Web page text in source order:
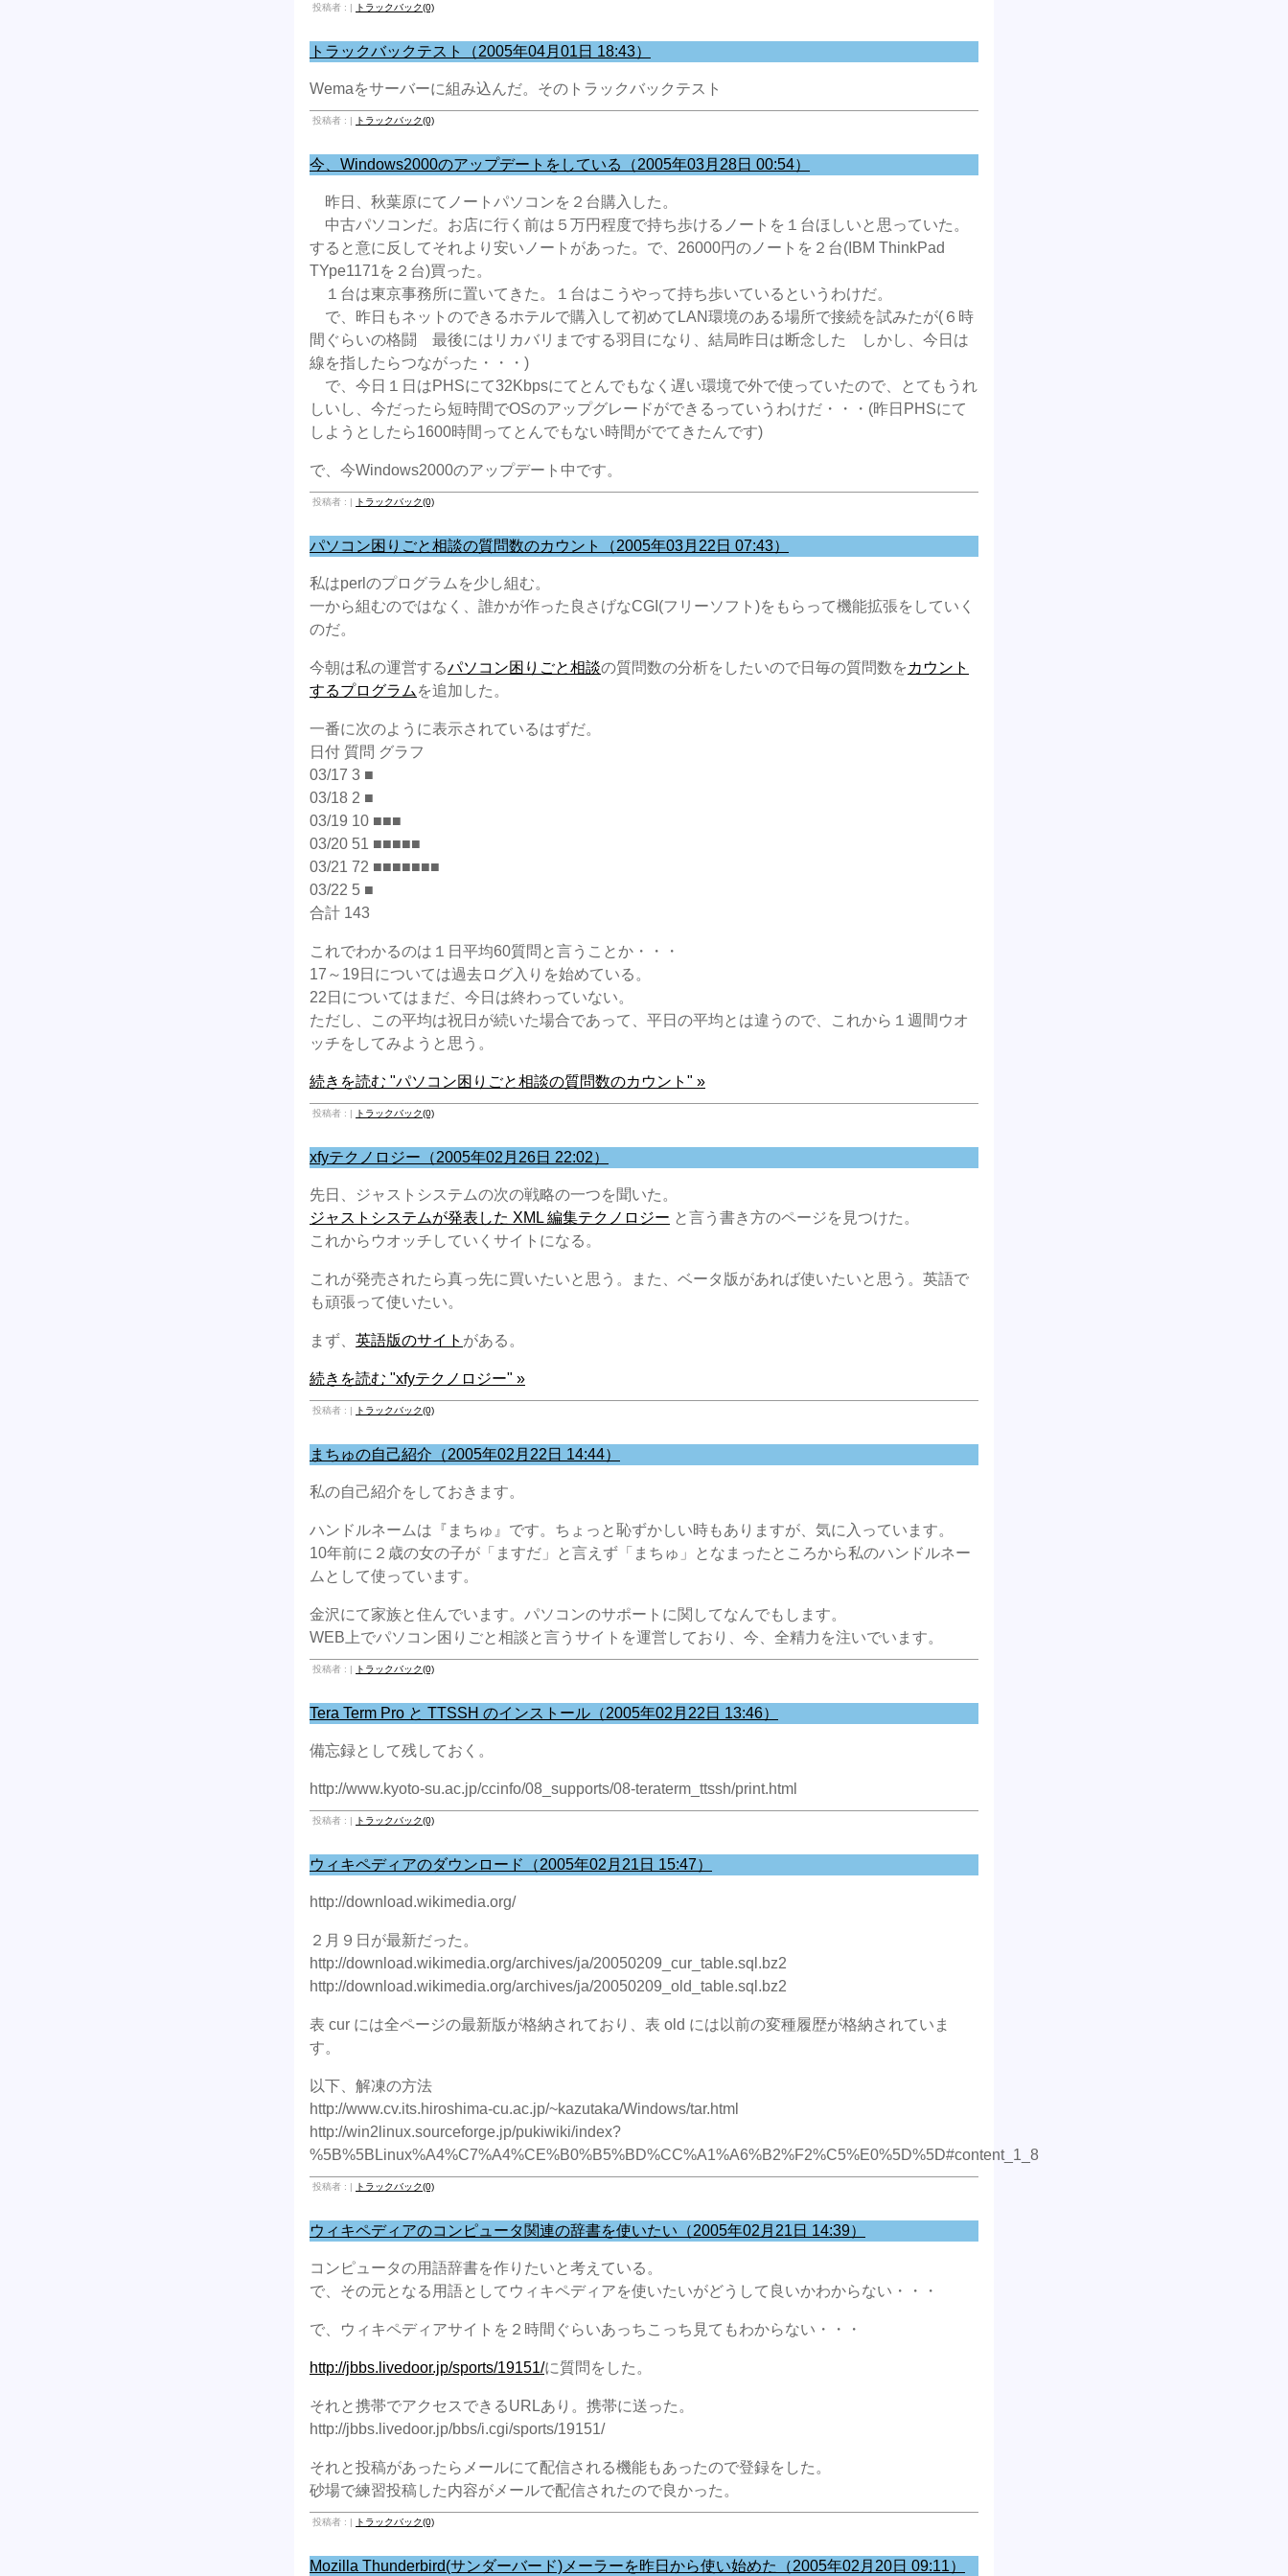
投稿者 : | トラックバック(0)
トラックバックテスト（2005年04月01日 18:43）
Wemaをサーバーに組み込んだ。そのトラックバックテスト
投稿者 : | トラックバック(0)
今、Windows2000のアップデートをしている（2005年03月28日 00:54）
昨日、秋葉原にてノートパソコンを２台購入した。
中古パソコンだ。お店に行く前は５万円程度で持ち歩けるノートを１台ほしいと思っていた。
すると意に反してそれより安いノートがあった。で、26000円のノートを２台(IBM ThinkPad
TYpe1171を２台)買った。
１台は東京事務所に置いてきた。１台はこうやって持ち歩いているというわけだ。
で、昨日もネットのできるホテルで購入して初めてLAN環境のある場所で接続を試みたが(６時
間ぐらいの格闘 最後にはリカバリまでする羽目になり、結局昨日は断念した しかし、今日は
線を指したらつながった・・・)
で、今日１日はPHSにて32Kbpsにてとんでもなく遅い環境で外で使っていたので、とてもうれ
しいし、今だったら短時間でOSのアップグレードができるっていうわけだ・・・(昨日PHSにて
しようとしたら1600時間ってとんでもない時間がでてきたんです)
で、今Windows2000のアップデート中です。
投稿者 : | トラックバック(0)
パソコン困りごと相談の質問数のカウント（2005年03月22日 07:43）
私はperlのプログラムを少し組む。
一から組むのではなく、誰かが作った良さげなCGI(フリーソフト)をもらって機能拡張をしていく
のだ。
今朝は私の運営するパソコン困りごと相談の質問数の分析をしたいので日毎の質問数を カウント
するプログラム を追加した。
一番に次のように表示されているはずだ。
日付 質問 グラフ
03/17 3 ■
03/18 2 ■
03/19 10 ■■■
03/20 51 ■■■■■
03/21 72 ■■■■■■■
03/22 5 ■
合計 143
これでわかるのは１日平均60質問と言うことか・・・
17～19日については過去ログ入りを始めている。
22日についてはまだ、今日は終わっていない。
ただし、この平均は祝日が続いた場合であって、平日の平均とは違うので、これから１週間ウオ
ッチをしてみようと思う。
続きを読む "パソコン困りごと相談の質問数のカウント" »
投稿者 : | トラックバック(0)
xfyテクノロジー（2005年02月26日 22:02）
先日、ジャストシステムの次の戦略の一つを聞いた。
ジャストシステムが発表した XML 編集テクノロジー と言う書き方のページを見つけた。
これからウオッチしていくサイトになる。
これが発売されたら真っ先に買いたいと思う。また、ベータ版があれば使いたいと思う。英語で
も頑張って使いたい。
まず、 英語版のサイト がある。
続きを読む "xfyテクノロジー" »
投稿者 : | トラックバック(0)
まちゅの自己紹介（2005年02月22日 14:44）
私の自己紹介をしておきます。
ハンドルネームは『まちゅ』です。ちょっと恥ずかしい時もありますが、気に入っています。
10年前に２歳の女の子が「ますだ」と言えず「まちゅ」となまったところから私のハンドルネー
ムとして使っています。
金沢にて家族と住んでいます。パソコンのサポートに関してなんでもします。
WEB上でパソコン困りごと相談と言うサイトを運営しており、今、全精力を注いでいます。
投稿者 : | トラックバック(0)
Tera Term Pro と TTSSH のインストール（2005年02月22日 13:46）
備忘録として残しておく。
http://www.kyoto-su.ac.jp/ccinfo/08_supports/08-teraterm_ttssh/print.html
投稿者 : | トラックバック(0)
ウィキペディアのダウンロード（2005年02月21日 15:47）
http://download.wikimedia.org/
２月９日が最新だった。
http://download.wikimedia.org/archives/ja/20050209_cur_table.sql.bz2
http://download.wikimedia.org/archives/ja/20050209_old_table.sql.bz2
表 cur には全ページの最新版が格納されており、表 old には以前の変種履歴が格納されていま
す。
以下、解凍の方法
http://www.cv.its.hiroshima-cu.ac.jp/~kazutaka/Windows/tar.html
http://win2linux.sourceforge.jp/pukiwiki/index?
%5B%5BLinux%A4%C7%A4%CE%B0%B5%BD%CC%A1%A6%B2%F2%C5%E0%5D%5D#content_1_8
投稿者 : | トラックバック(0)
ウィキペディアのコンピュータ関連の辞書を使いたい（2005年02月21日 14:39）
コンピュータの用語辞書を作りたいと考えている。
で、その元となる用語としてウィキペディアを使いたいがどうして良いかわからない・・・
で、ウィキペディアサイトを２時間ぐらいあっちこっち見てもわからない・・・
http://jbbs.livedoor.jp/sports/19151/に質問をした。
それと携帯でアクセスできるURLあり。携帯に送った。
http://jbbs.livedoor.jp/bbs/i.cgi/sports/19151/
それと投稿があったらメールにて配信される機能もあったので登録をした。
砂場で練習投稿した内容がメールで配信されたので良かった。
投稿者 : | トラックバック(0)
Mozilla Thunderbird(サンダーバード)メーラーを昨日から使い始めた（2005年02月20日 09:11）